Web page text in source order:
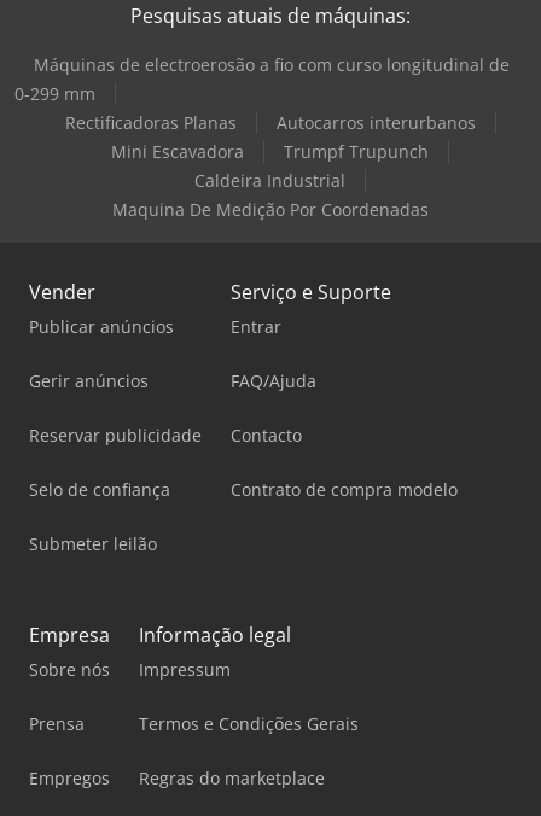
Pesquisas atuais de máquinas:
Máquinas de electroerosão a fio com curso longitudinal de
0-299 mm
Rectificadoras Planas
Autocarros interurbanos
Mini Escavadora
Trumpf Trupunch
Caldeira Industrial
Maquina De Medição Por Coordenadas
Vender
Publicar anúncios
Gerir anúncios
Reservar publicidade
Selo de confiança
Submeter leilão
Serviço e Suporte
Entrar
FAQ/Ajuda
Contacto
Contrato de compra modelo
Empresa
Sobre nós
Prensa
Empregos
Informação legal
Impressum
Termos e Condições Gerais
Regras do marketplace